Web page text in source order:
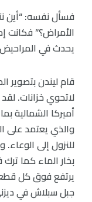
فسأل نفسه: “أين
الأمراض؟” فكانت
يحدث في
قام ليندن بتصوير
لاتحوي خزانات.
أميركا الشمالية
والذي يعتمد على
للنزول إلى
بخار الماء كما
يرتفع فوق كل
جبل سبلاش في